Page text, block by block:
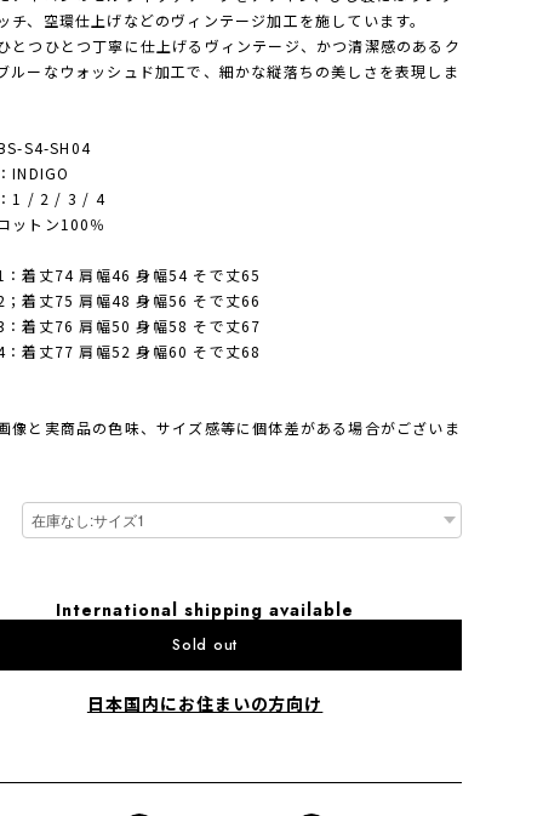
チ、空環仕上げなどのヴィンテージ加工を施しています。
とつひとつ丁寧に仕上げるヴィンテージ、かつ清潔感のあるク
ルーなウォッシュド加工で、細かな縦落ちの美しさを表現しま
S4-SH04
INDIGO
1 / 2 / 3 / 4
ットン100％
：着丈74 肩幅46 身幅54 そで丈65
；着丈75 肩幅48 身幅56 そで丈66
：着丈76 肩幅50 身幅58 そで丈67
：着丈77 肩幅52 身幅60 そで丈68
像と実商品の色味、サイズ感等に個体差がある場合がございま
International shipping available
Sold out
日本国内にお住まいの方向け